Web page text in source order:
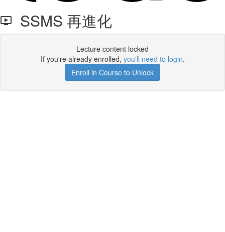
SSMS 再進化
Lecture content locked
If you're already enrolled, you'll need to login.
Enroll in Course to Unlock